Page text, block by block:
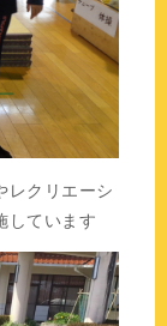
レクリエーシ
しています